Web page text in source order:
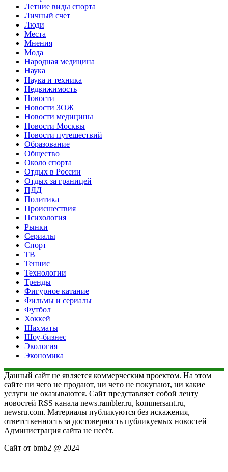
Летние виды спорта
Личный счет
Люди
Места
Мнения
Мода
Народная медицина
Наука
Наука и техника
Недвижимость
Новости
Новости ЗОЖ
Новости медицины
Новости Москвы
Новости путешествий
Образование
Общество
Около спорта
Отдых в России
Отдых за границей
ПДД
Политика
Происшествия
Психология
Рынки
Сериалы
Спорт
ТВ
Теннис
Технологии
Тренды
Фигурное катание
Фильмы и сериалы
Футбол
Хоккей
Шахматы
Шоу-бизнес
Экология
Экономика
Данный сайт не является коммерческим проектом. На этом
сайте ни чего не продают, ни чего не покупают, ни какие
услуги не оказываются. Сайт представляет собой ленту
новостей RSS канала news.rambler.ru, kommersant.ru,
newsru.com. Материалы публикуются без искажения,
ответственность за достоверность публикуемых новостей
Администрация сайта не несёт.
Сайт от bmb2 @ 2024